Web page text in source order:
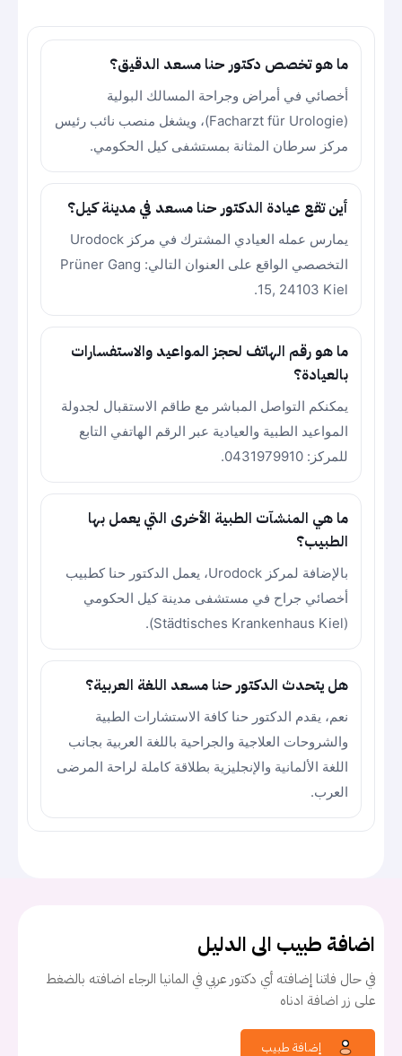
ما هو تخصص دكتور حنا مسعد الدقيق؟
أخصائي في أمراض وجراحة المسالك البولية
(Facharzt für Urologie)، ويشغل منصب نائب رئيس
مركز سرطان المثانة بمستشفى كيل الحكومي.
أين تقع عيادة الدكتور حنا مسعد في مدينة كيل؟
يمارس عمله العيادي المشترك في مركز Urodock
التخصصي الواقع على العنوان التالي: Prüner Gang
15, 24103 Kiel.
ما هو رقم الهاتف لحجز المواعيد والاستفسارات
بالعيادة؟
يمكنكم التواصل المباشر مع طاقم الاستقبال لجدولة
المواعيد الطبية والعيادية عبر الرقم الهاتفي التابع
للمركز: 0431979910.
ما هي المنشآت الطبية الأخرى التي يعمل بها
الطبيب؟
بالإضافة لمركز Urodock، يعمل الدكتور حنا كطبيب
أخصائي جراح في مستشفى مدينة كيل الحكومي
(Städtisches Krankenhaus Kiel).
هل يتحدث الدكتور حنا مسعد اللغة العربية؟
نعم، يقدم الدكتور حنا كافة الاستشارات الطبية
والشروحات العلاجية والجراحية باللغة العربية بجانب
اللغة الألمانية والإنجليزية بطلاقة كاملة لراحة المرضى
العرب.
اضافة طبيب الى الدليل
في حال فاتنا إضافته أي دكتور عربي في المانيا الرجاء اضافته بالضغط
على زر اضافة ادناه